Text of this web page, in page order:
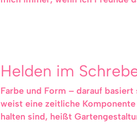
Helden im
Farbe und Form – darauf
weist eine zeitliche
halten sind, heißt